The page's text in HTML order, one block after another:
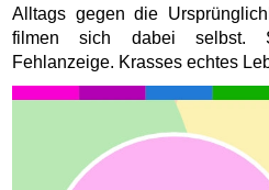
Alltags gegen die
filmen sich dabei selbst.
Fehlanzeige. Krasses echtes